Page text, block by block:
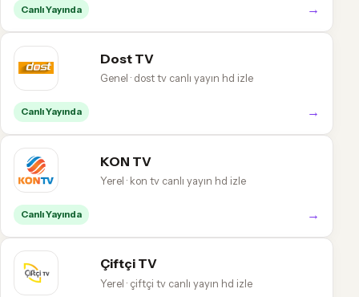
Canlı Yayında →
Dost TV
Genel · dost tv canlı yayın hd izle
Canlı Yayında →
KON TV
Yerel · kon tv canlı yayın hd izle
Canlı Yayında →
Çiftçi TV
Yerel · çiftçi tv canlı yayın hd izle